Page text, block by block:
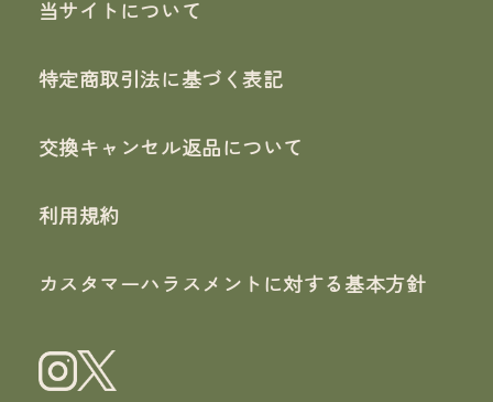
当サイトについて
特定商取引法に基づく表記
交換キャンセル返品について
利用規約
カスタマーハラスメントに対する基本方針